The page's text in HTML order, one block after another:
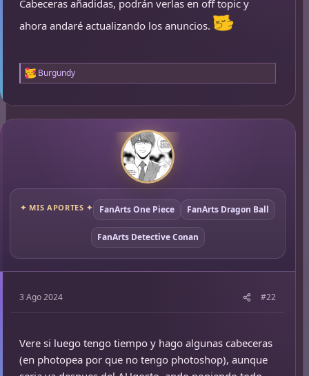
Cabeceras añadidas, podrán verlas en off topic y
ahora andaré actualizando los anuncios.
R
c
:
Burgundy
✦ MIS APORTES ✦ FanArts One Piece FanArts Dragon Ball
FanArts Detective Conan
3 Ago 2024 #22
Vere si luego tengo tiempo y hago algunas cabeceras
(en photopea por que no tengo photoshop), aunque